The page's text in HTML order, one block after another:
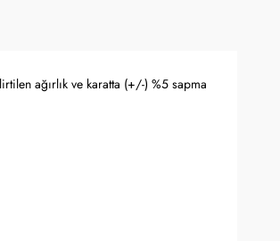
ağırlık ve karatta (+/-) %5 sapma